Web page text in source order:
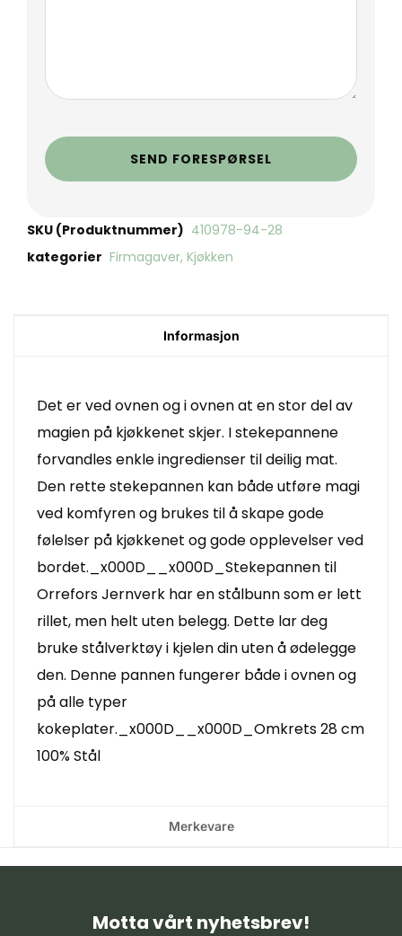
SEND FORESPØRSEL
SKU (Produktnummer) 410978-94-28
kategorier Firmagaver, Kjøkken
Informasjon
Det er ved ovnen og i ovnen at en stor del av
magien på kjøkkenet skjer. I stekepannene
forvandles enkle ingredienser til deilig mat.
Den rette stekepannen kan både utføre magi
ved komfyren og brukes til å skape gode
følelser på kjøkkenet og gode opplevelser ved
bordet._x000D__x000D_Stekepannen til
Orrefors Jernverk har en stålbunn som er lett
rillet, men helt uten belegg. Dette lar deg
bruke stålverktøy i kjelen din uten å ødelegge
den. Denne pannen fungerer både i ovnen og
på alle typer
kokeplater._x000D__x000D_Omkrets 28 cm
100% Stål
Merkevare
Motta vårt nyhetsbrev!